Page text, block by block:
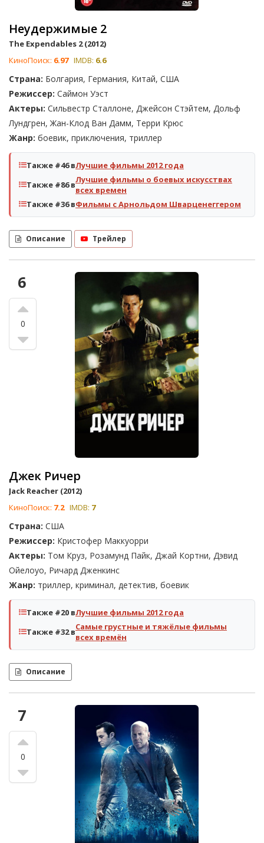
Неудержимые 2
The Expendables 2 (2012)
КиноПоиск: 6.97 IMDB: 6.6
Страна: Болгария, Германия, Китай, США
Режиссер: Саймон Уэст
Актеры: Сильвестр Сталлоне, Джейсон Стэйтем, Дольф
Лундгрен, Жан-Клод Ван Дамм, Терри Крюс
Жанр: боевик, приключения, триллер
Также #46 вЛучшие фильмы 2012 года
Также #86 вЛучшие фильмы о боевых искусствах
всех времен
Также #36 вФильмы с Арнольдом Шварценеггером
Описание Трейлер
6
0
Джек Ричер
Jack Reacher (2012)
КиноПоиск: 7.2 IMDB: 7
Страна: США
Режиссер: Кристофер Маккуорри
Актеры: Том Круз, Розамунд Пайк, Джай Кортни, Дэвид
Ойелоуо, Ричард Дженкинс
Жанр: триллер, криминал, детектив, боевик
Также #20 вЛучшие фильмы 2012 года
Также #32 вСамые грустные и тяжёлые фильмы
всех времён
Описание
7
0